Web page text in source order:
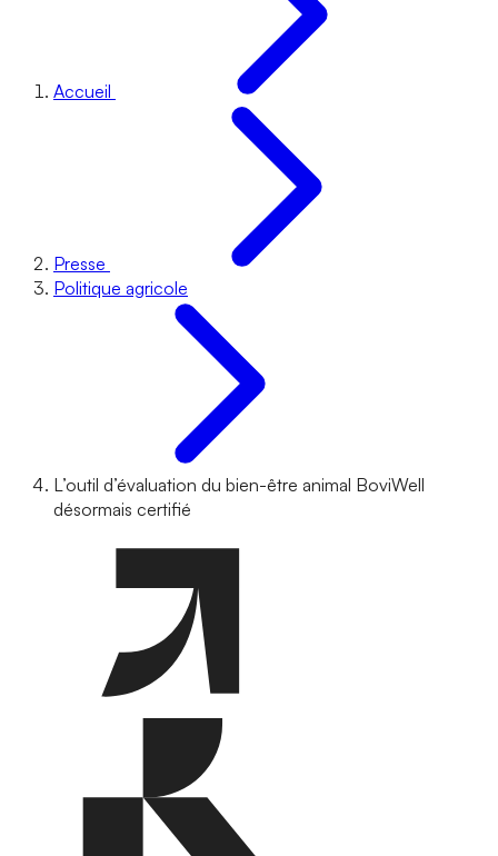
Accueil
Presse
Politique agricole
L’outil d’évaluation du bien-être animal BoviWell
désormais certifié